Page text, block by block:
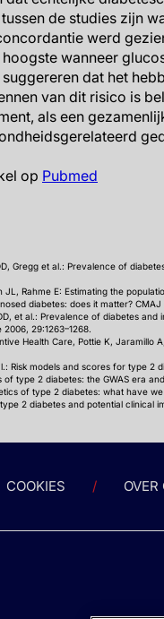
de studies zijn
werd
wanneer
dat het
van dit risico is
als een
op Pubmed
Gregg et al.: Prevalence of
JL, Rahme E: Estimating the
diabetes: does it matter? CMAJ
et al.: Prevalence of diabetes
29:1263–1268.
Health Care, Pottie K, Jaramillo
Risk models and scores for type 2
of type 2 diabetes: the GWAS era
of type 2 diabetes: what have
2 diabetes and potential clinical
COOKIES OVER